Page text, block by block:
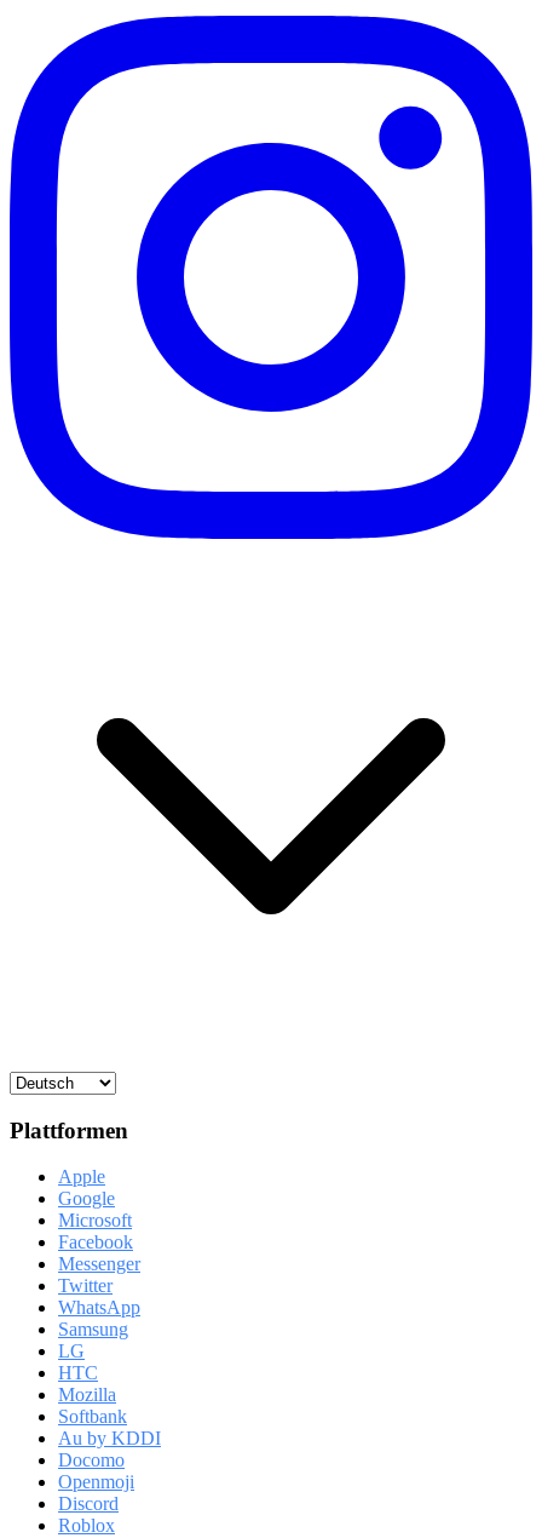
Plattformen
Apple
Google
Microsoft
Facebook
Messenger
Twitter
WhatsApp
Samsung
LG
HTC
Mozilla
Softbank
Au by KDDI
Docomo
Openmoji
Discord
Roblox